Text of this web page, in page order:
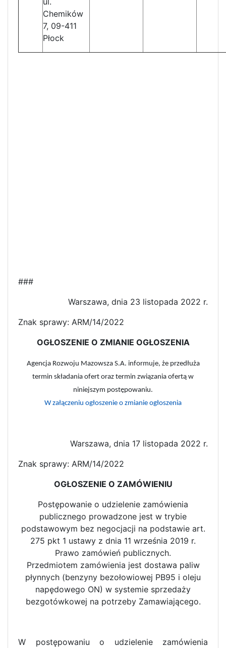
Chemików
7, 09-411
Płock
###
Warszawa, dnia 23 listopada 2022 r.
Znak sprawy: ARM/14/2022
OGŁOSZENIE O ZMIANIE OGŁOSZENIA
Agencja Rozwoju Mazowsza S.A. informuje, że przedłuża
termin składania ofert oraz termin związania ofertą w
niniejszym postępowaniu.
W załączeniu ogłoszenie o zmianie ogłoszenia
Warszawa, dnia 17 listopada 2022 r.
Znak sprawy: ARM/14/2022
OGŁOSZENIE O ZAMÓWIENIU
Postępowanie o udzielenie zamówienia
publicznego prowadzone jest w trybie
podstawowym bez negocjacji na podstawie art.
275 pkt 1 ustawy z dnia 11 września 2019 r.
Prawo zamówień publicznych.
Przedmiotem zamówienia jest dostawa paliw
płynnych (benzyny bezołowiowej PB95 i oleju
napędowego ON) w systemie sprzedaży
bezgotówkowej na potrzeby Zamawiającego.
W postępowaniu o udzielenie zamówienia